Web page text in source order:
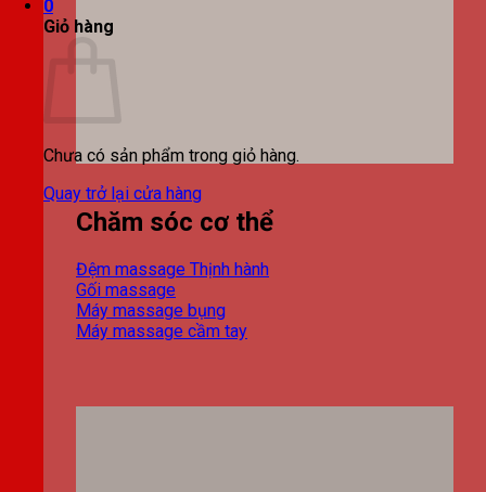
0
Giỏ hàng
Chưa có sản phẩm trong giỏ hàng.
Quay trở lại cửa hàng
Chăm sóc cơ thể
Đệm massage
Gối massage
Máy massage bụng
Máy massage cầm tay